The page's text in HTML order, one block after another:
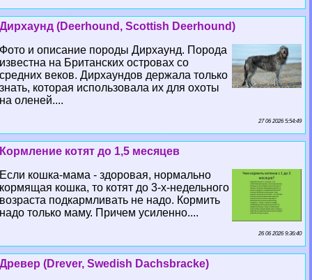
Дирхаунд (Deerhound, Scottish Deerhound)
Фото и описание породы Дирхаунд. Порода
известна на Британских островах со
средних веков. Дирхаундов держала только
знать, которая использовала их для охоты
на оленей....
27 06 2026 5:54:49
Кормление котят до 1,5 месяцев
Если кошка-мама - здоровая, нормально
кормящая кошка, то котят до 3-х-недельного
возраста подкармливать не надо. Кормить
надо только маму. Причем усиленно....
26 06 2026 9:36:40
Древер (Drever, Swedish Dachsbracke)